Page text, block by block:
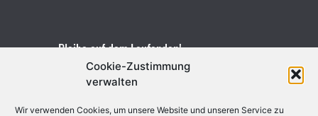
Cookie-Zustimmung
verwalten
Wir verwenden Cookies, um unsere Website und unseren Service zu
Bleibe auf dem Laufenden!